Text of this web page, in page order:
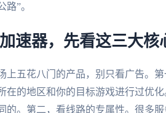
路”。
速器，先看这三大核
上五花八门的产品，别只看广告。
在的地区和你的目标游戏进行过优
的。第二，看线路的专属性。很多